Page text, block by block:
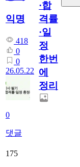
익명
418
0
0
26.05.22
0
댓글
·합
격률
·일
정
한번
에
정리
175